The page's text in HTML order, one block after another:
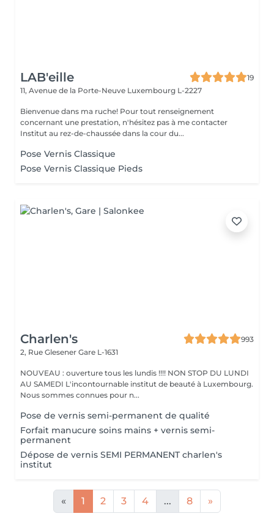
LAB'eille
19
11, Avenue de la Porte-Neuve Luxembourg L-2227
Bienvenue dans ma ruche! Pour tout renseignement
concernant une prestation, n'hésitez pas à me contacter
Institut au rez-de-chaussée dans la cour du...
Pose Vernis Classique
Pose Vernis Classique Pieds
Charlen's
993
2, Rue Glesener Gare L-1631
NOUVEAU : ouverture tous les lundis !!!! NON STOP DU LUNDI
AU SAMEDI L'incontournable institut de beauté à Luxembourg.
Nous sommes connues pour n...
Pose de vernis semi-permanent de qualité
Forfait manucure soins mains + vernis semi-
permanent
Dépose de vernis SEMI PERMANENT charlen's
institut
« 1 2 3 4 ... 8 »